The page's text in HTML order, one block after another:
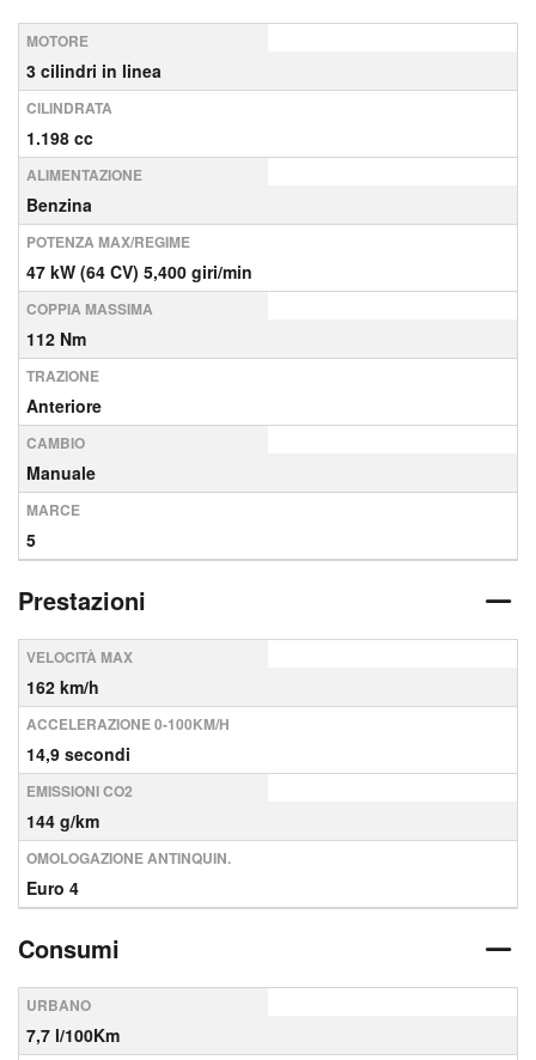
MOTORE
3 cilindri in linea
CILINDRATA
1.198 cc
ALIMENTAZIONE
Benzina
POTENZA MAX/REGIME
47 kW (64 CV) 5,400 giri/min
COPPIA MASSIMA
112 Nm
TRAZIONE
Anteriore
CAMBIO
Manuale
MARCE
5
Prestazioni
VELOCITÀ MAX
162 km/h
ACCELERAZIONE 0-100KM/H
14,9 secondi
EMISSIONI CO2
144 g/km
OMOLOGAZIONE ANTINQUIN.
Euro 4
Consumi
URBANO
7,7 l/100Km